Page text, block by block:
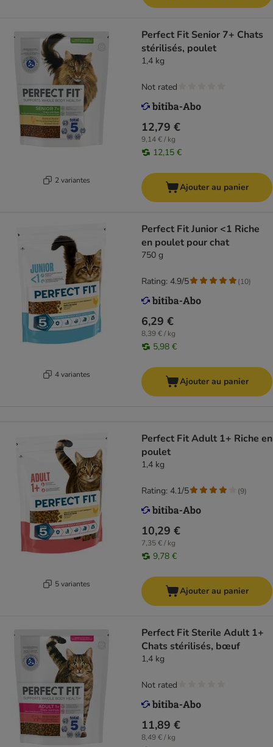
2 variantes
Perfect Fit Senior 7+ Chats
stérilisés, poulet
1,4 kg
12,79 €
9,14 € / kg
12,15 €
Not rated
Ajouter au panier
4 variantes
Perfect Fit Junior <1 Riche
en poulet pour chat
750 g
6,29 €
8,39 € / kg
5,98 €
Rating: 4.9/5 (10)
Ajouter au panier
5 variantes
Perfect Fit Adult 1+ Riche en
poulet
1,4 kg
10,29 €
7,35 € / kg
9,78 €
Rating: 4.1/5 (9)
Ajouter au panier
Perfect Fit Sterile Adult 1+
Chats stérilisés, bœuf
1,4 kg
11,89 €
8,49 € / kg
Not rated